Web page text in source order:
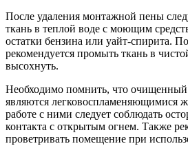
После удаления монтажной пены
ткань в теплой воде с моющим
остатки бензина или уайт-спирита.
рекомендуется промыть ткань в
высохнуть.
Необходимо помнить, что
являются легковоспламеняющимися
работе с ними следует соблюдать
контакта с открытым огнем. Также
проветривать помещение при